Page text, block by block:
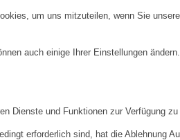
um uns mitzuteilen, wenn Sie
auch einige Ihrer Einstellungen
Dienste und Funktionen zur Verfügung
erforderlich sind, hat die Ablehnung